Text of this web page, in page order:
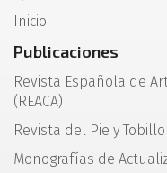
Inicio
Publicaciones
Revista Española de
(REACA)
Revista del Pie y Tobillo
Monografías de